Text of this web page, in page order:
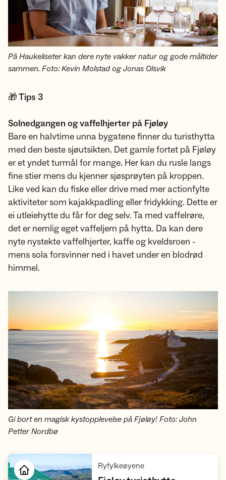
På Haukeliseter kan dere nyte vakker natur og gode måltider
sammen. Foto: Kevin Molstad og Jonas Olsvik
🎁 Tips 3
Solnedgangen og vaffelhjerter på Fjøløy
Bare en halvtime unna bygatene finner du turisthytta
med den beste sjøutsikten. Det gamle fortet på Fjøløy
er et yndet turmål for mange. Her kan du rusle langs
fine stier mens du kjenner sjøsprøyten på kroppen.
Like ved kan du fiske eller drive med mer actionfylte
aktiviteter som kajakkpadling eller fridykking. Dette er
ei utleiehytte du får for deg selv. Ta med vaffelrøre,
det er nemlig eget vaffeljern på hytta. Da kan dere
nyte nystekte vaffelhjerter, kaffe og kveldsroen -
mens sola forsvinner ned i havet under en blodrød
himmel.
Gi bort en magisk kystopplevelse på Fjøløy! Foto: John
Petter Nordbø
Ryfylkeøyene,